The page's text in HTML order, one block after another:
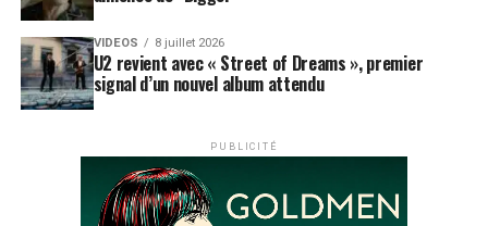
VIDEOS 8 juillet 2026
U2 revient avec « Street of Dreams », premier
signal d’un nouvel album attendu
PUBLICITÉ